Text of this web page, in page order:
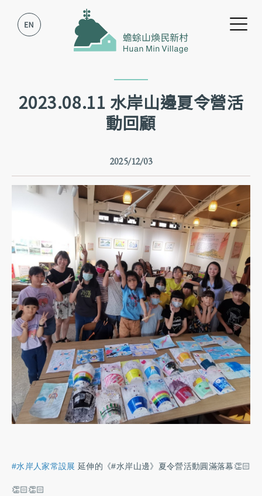
2023.08.11 水岸山邊夏令營活
動回顧
2025/12/03
#水岸人家常設展延伸的《#水岸山邊》夏令營活動圓滿落幕👏🏻
👏🏻👏🏻